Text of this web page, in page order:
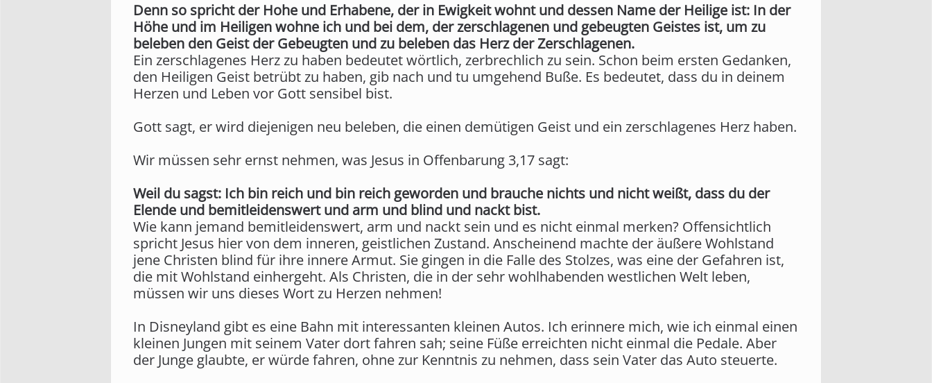
Denn so spricht der Hohe und Erhabene, der in Ewigkeit wohnt und dessen Name der Heilige ist: In der
Höhe und im Heiligen wohne ich und bei dem, der zerschlagenen und gebeugten Geistes ist, um zu
beleben den Geist der Gebeugten und zu beleben das Herz der Zerschlagenen.
Ein zerschlagenes Herz zu haben bedeutet wörtlich, zerbrechlich zu sein. Schon beim ersten Gedanken,
den Heiligen Geist betrübt zu haben, gib nach und tu umgehend Buße. Es bedeutet, dass du in deinem
Herzen und Leben vor Gott sensibel bist.
Gott sagt, er wird diejenigen neu beleben, die einen demütigen Geist und ein zerschlagenes Herz haben.
Wir müssen sehr ernst nehmen, was Jesus in Offenbarung 3,17 sagt:
Weil du sagst: Ich bin reich und bin reich geworden und brauche nichts und nicht weißt, dass du der
Elende und bemitleidenswert und arm und blind und nackt bist.
Wie kann jemand bemitleidenswert, arm und nackt sein und es nicht einmal merken? Offensichtlich
spricht Jesus hier von dem inneren, geistlichen Zustand. Anscheinend machte der äußere Wohlstand
jene Christen blind für ihre innere Armut. Sie gingen in die Falle des Stolzes, was eine der Gefahren ist,
die mit Wohlstand einhergeht. Als Christen, die in der sehr wohlhabenden westlichen Welt leben,
müssen wir uns dieses Wort zu Herzen nehmen!
In Disneyland gibt es eine Bahn mit interessanten kleinen Autos. Ich erinnere mich, wie ich einmal einen
kleinen Jungen mit seinem Vater dort fahren sah; seine Füße erreichten nicht einmal die Pedale. Aber
der Junge glaubte, er würde fahren, ohne zur Kenntnis zu nehmen, dass sein Vater das Auto steuerte.